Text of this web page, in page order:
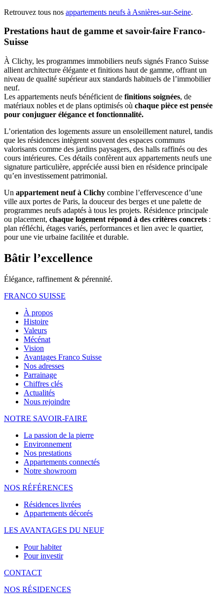
Retrouvez tous nos appartements neufs à Asnières-sur-Seine.
Prestations haut de gamme et savoir-faire Franco-
Suisse
À Clichy, les programmes immobiliers neufs signés Franco Suisse
allient architecture élégante et finitions haut de gamme, offrant un
niveau de qualité supérieur aux standards habituels de l’immobilier
neuf.
Les appartements neufs bénéficient de finitions soignées, de
matériaux nobles et de plans optimisés où chaque pièce est pensée
pour conjuguer élégance et fonctionnalité.
L’orientation des logements assure un ensoleillement naturel, tandis
que les résidences intègrent souvent des espaces communs
valorisants comme des jardins paysagers, des halls raffinés ou des
cours intérieures. Ces détails confèrent aux appartements neufs une
signature particulière, appréciée aussi bien en résidence principale
qu’en investissement patrimonial.
Un appartement neuf à Clichy combine l’effervescence d’une
ville aux portes de Paris, la douceur des berges et une palette de
programmes neufs adaptés à tous les projets. Résidence principale
ou placement, chaque logement répond à des critères concrets :
plan réfléchi, étages variés, performances et lien avec le quartier,
pour une vie urbaine facilitée et durable.
Bâtir l’excellence
Élégance, raffinement & pérennité.
FRANCO SUISSE
À propos
Histoire
Valeurs
Mécénat
Vision
Avantages Franco Suisse
Nos adresses
Parrainage
Chiffres clés
Actualités
Nous rejoindre
NOTRE SAVOIR-FAIRE
La passion de la pierre
Environnement
Nos prestations
Appartements connectés
Notre showroom
NOS RÉFÉRENCES
Résidences livrées
Appartements décorés
LES AVANTAGES DU NEUF
Pour habiter
Pour investir
CONTACT
NOS RÉSIDENCES